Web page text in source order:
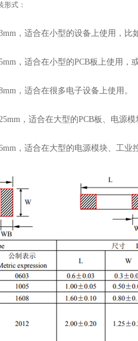
形式：
，适合在小型的设备上使用，比
，适合在小型的PCB板上使用，
，适合在很多电子设备上使用。
，适合在大型的PCB板、电源模
，适合在大型的电源模块、工业